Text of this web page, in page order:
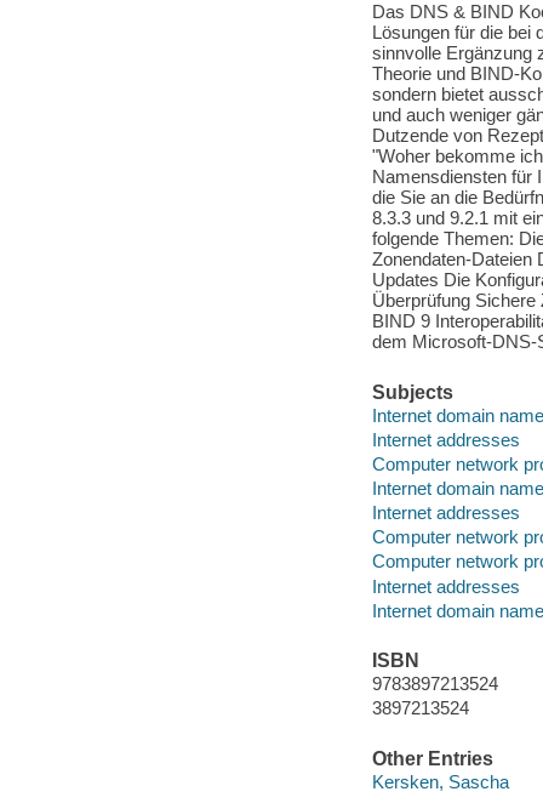
Das DNS & BIND
Lösungen für die bei
sinnvolle Ergänzung
Theorie und BIND-
sondern bietet
und auch weniger
Dutzende von
"Woher bekomme
Namensdiensten für
die Sie an die
8.3.3 und 9.2.1 mit
folgende Themen:
Zonendaten-Dateien
Updates Die
Überprüfung
BIND 9
dem Microsoft-DNS-
Subjects
Internet domain
Internet addresses
Computer network
Internet domain
Internet addresses
Computer network
Computer network
Internet addresses
Internet domain
ISBN
9783897213524
3897213524
Other Entries
Kersken, Sascha